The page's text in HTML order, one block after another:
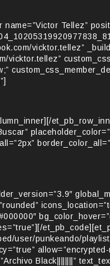
Tellez”
vicktor.tellez”
vicktor.tellez”
user/punkeando/
Black||||||||”